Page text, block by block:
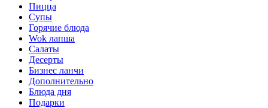
Пицца
Супы
Горячие блюда
Wok лапша
Салаты
Десерты
Бизнес ланчи
Дополнительно
Блюда дня
Подарки